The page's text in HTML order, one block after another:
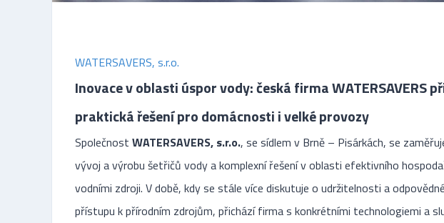
WATERSAVERS, s.r.o.
Inovace v oblasti úspor vody: česká firma WATERSAVERS
praktická řešení pro domácnosti i velké provozy
Společnost WATERSAVERS, s.r.o., se sídlem v Brně – Pisárkách, se
vývoj a výrobu šetřičů vody a komplexní řešení v oblasti efektivního
vodními zdroji. V době, kdy se stále více diskutuje o udržitelnosti a
přístupu k přírodním zdrojům, přichází firma s konkrétními technologiemi a